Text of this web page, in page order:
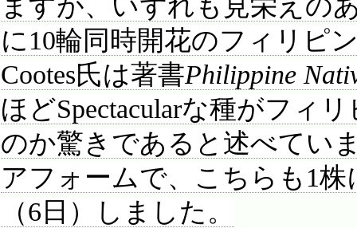
ますが、いずれも見栄えの
に10輪同時開花のフィリピ
Cootes氏は著書Philippine
ほどSpectacularな種がフィ
のか驚きであると述べてい
アフォームで、こちらも1
（6日）しました。